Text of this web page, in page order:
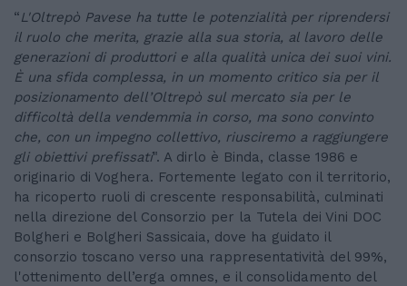
“L'Oltrepò Pavese ha tutte le potenzialità per riprendersi
il ruolo che merita, grazie alla sua storia, al lavoro delle
generazioni di produttori e alla qualità unica dei suoi vini.
È una sfida complessa, in un momento critico sia per il
posizionamento dell’Oltrepò sul mercato sia per le
difficoltà della vendemmia in corso, ma sono convinto
che, con un impegno collettivo, riusciremo a raggiungere
gli obiettivi prefissati". A dirlo è Binda, classe 1986 e
originario di Voghera. Fortemente legato con il territorio,
ha ricoperto ruoli di crescente responsabilità, culminati
nella direzione del Consorzio per la Tutela dei Vini DOC
Bolgheri e Bolgheri Sassicaia, dove ha guidato il
consorzio toscano verso una rappresentatività del 99%,
l'ottenimento dell’erga omnes, e il consolidamento del